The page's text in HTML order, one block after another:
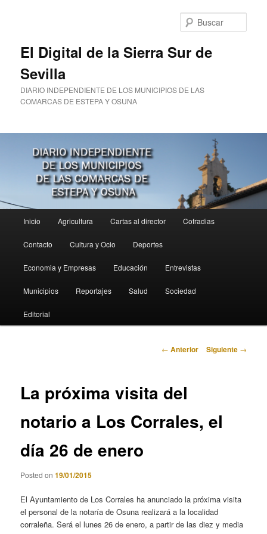
El Digital de la Sierra Sur de
Sevilla
DIARIO INDEPENDIENTE DE LOS MUNICIPIOS DE LAS
COMARCAS DE ESTEPA Y OSUNA
principal
Inicio Agricultura Cartas al director Cofradias
Contacto Cultura y Ocio Deportes
Economia y Empresas Educación Entrevistas
Municipios Reportajes Salud Sociedad
Editorial
Navegación
← Anterior Siguiente →
La próxima visita del
notario a Los Corrales, el
día 26 de enero
Posted on19/01/2015
El Ayuntamiento de Los Corrales ha anunciado la próxima visita
el personal de la notaría de Osuna realizará a la localidad
corraleña. Será el lunes 26 de enero, a partir de las diez y media